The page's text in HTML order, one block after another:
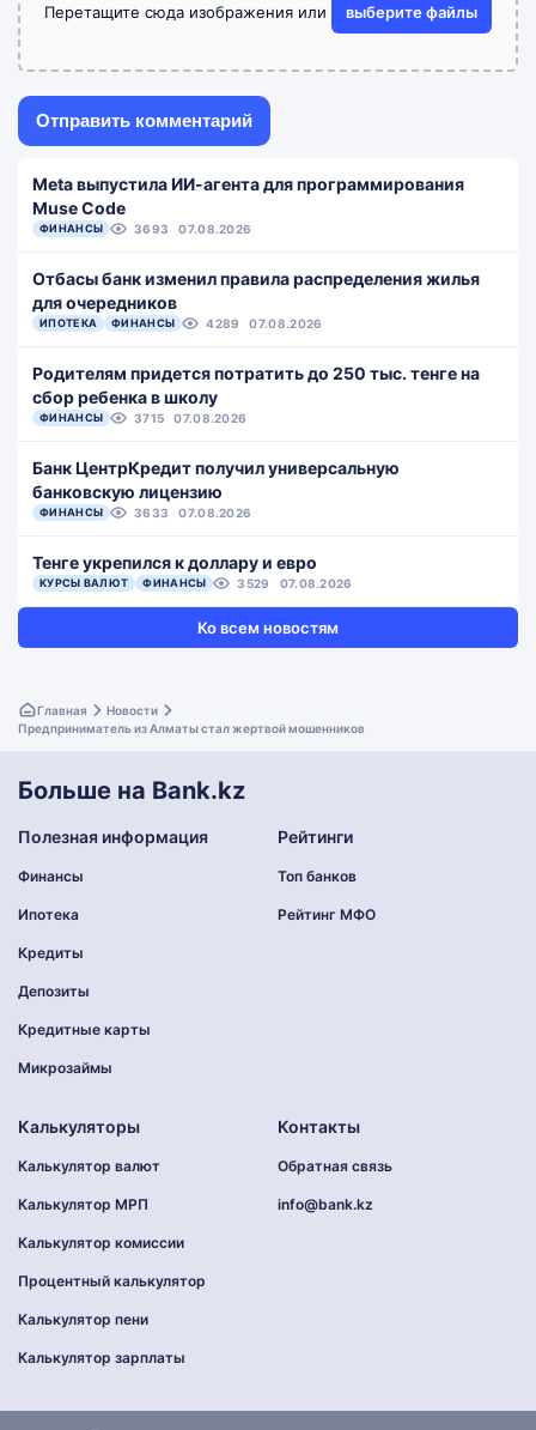
Перетащите сюда изображения или выберите файлы
Meta выпустила ИИ-агента для программирования
Muse Code
ФИНАНСЫ 3693 07.08.2026
Отбасы банк изменил правила распределения жилья
для очередников
ИПОТЕКА ФИНАНСЫ 4289 07.08.2026
Родителям придется потратить до 250 тыс. тенге на
сбор ребенка в школу
ФИНАНСЫ 3715 07.08.2026
Банк ЦентрКредит получил универсальную
банковскую лицензию
ФИНАНСЫ 3633 07.08.2026
Тенге укрепился к доллару и евро
КУРСЫ ВАЛЮТ ФИНАНСЫ 3529 07.08.2026
Ко всем новостям
Главная
Новости
Предприниматель из Алматы стал жертвой мошенников
Больше на Bank.kz
Полезная информация
Финансы
Ипотека
Кредиты
Депозиты
Кредитные карты
Микрозаймы
Рейтинги
Топ банков
Рейтинг МФО
Калькуляторы
Калькулятор валют
Калькулятор МРП
Калькулятор комиссии
Процентный калькулятор
Калькулятор пени
Калькулятор зарплаты
Контакты
Обратная связь
info@bank.kz